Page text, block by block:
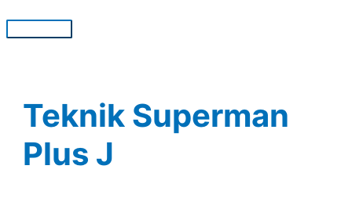
to
contentMain
Teknik Superman
Plus J